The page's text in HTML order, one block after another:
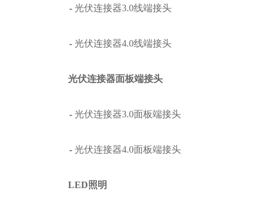
- 光伏连接器3.0线端接头
- 光伏连接器4.0线端接头
光伏连接器面板端接头
- 光伏连接器3.0面板端接头
- 光伏连接器4.0面板端接头
LED照明